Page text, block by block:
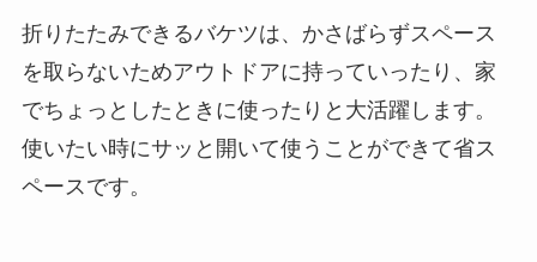
折りたたみできるバケツは、かさばらずスペース
を取らないためアウトドアに持っていったり、家
でちょっとしたときに使ったりと大活躍します。
使いたい時にサッと開いて使うことができて省ス
ペースです。